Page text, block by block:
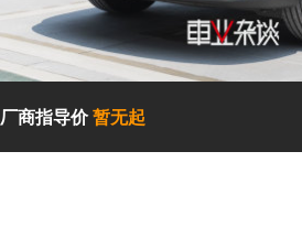
厂商指导价暂无起